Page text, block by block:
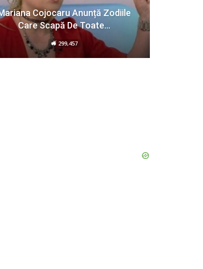
Cojocaru Anunță Zodiile
Care Scapă De Toate…
299,457